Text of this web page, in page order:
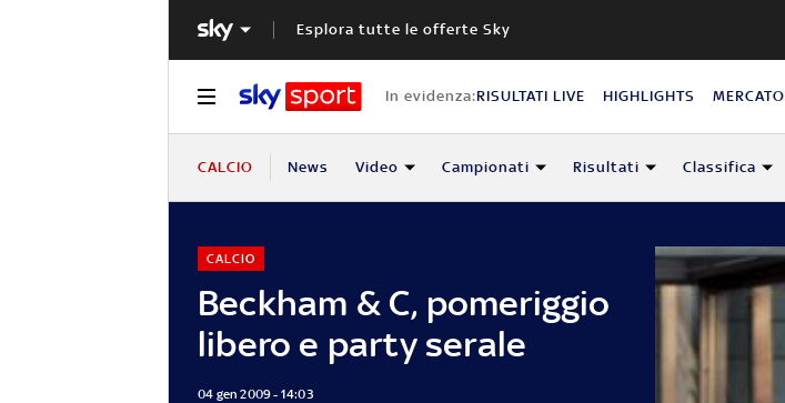
Esplora tutte le offerte Sky
In evidenza:RISULTATI LIVE HIGHLIGHTS MERCATO
CALCIO News Video Campionati Risultati Classifica
Beckham & C, pomeriggio
libero e party serale
CALCIO
04 gen 2009 - 14:03